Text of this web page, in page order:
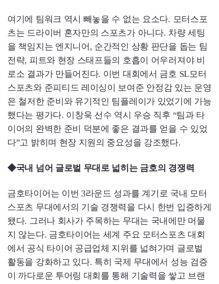
여기에 팀워크 역시 빼놓을 수 없는 요소다. 모터스포
츠는 드라이버 혼자만의 스포츠가 아니다. 차량 세팅
을 책임지는 엔지니어, 순간적인 상황 판단을 돕는 팀
전략, 피트와 현장 스태프들의 호흡이 어우러져야 비
로소 결과가 만들어진다. 이번 대회에서 금호 SL모터
스포츠와 준피티드 레이싱이 보여준 안정감 있는 운영
은 철저한 준비와 유기적인 팀플레이가 있었기에 가능
했다는 평가다. 이창욱 선수 역시 우승 직후 “팀과 타
이어의 완벽한 준비 덕분에 좋은 결과를 얻을 수 있었
다”고 밝히며 현장 지원의 중요성을 강조했다.
◆국내 넘어 글로벌 무대로 넓히는 금호의 경쟁력
금호타이어는 이번 3라운드 성과를 계기로 국내 모터
스포츠 무대에서의 기술 경쟁력을 다시 한번 입증하게
됐다. 그러나 회사가 주목하는 무대는 국내에만 머물
지 않는다. 금호타이어는 세계 주요 모터스포츠 대회
에서 공식 타이어 공급업체 지위를 넓혀가며 글로벌
활동을 강화하고 있다. 특히 국제 무대에서 성능 검증
이 까다로운 투어링 대회를 통해 기술력을 쌓고 브랜